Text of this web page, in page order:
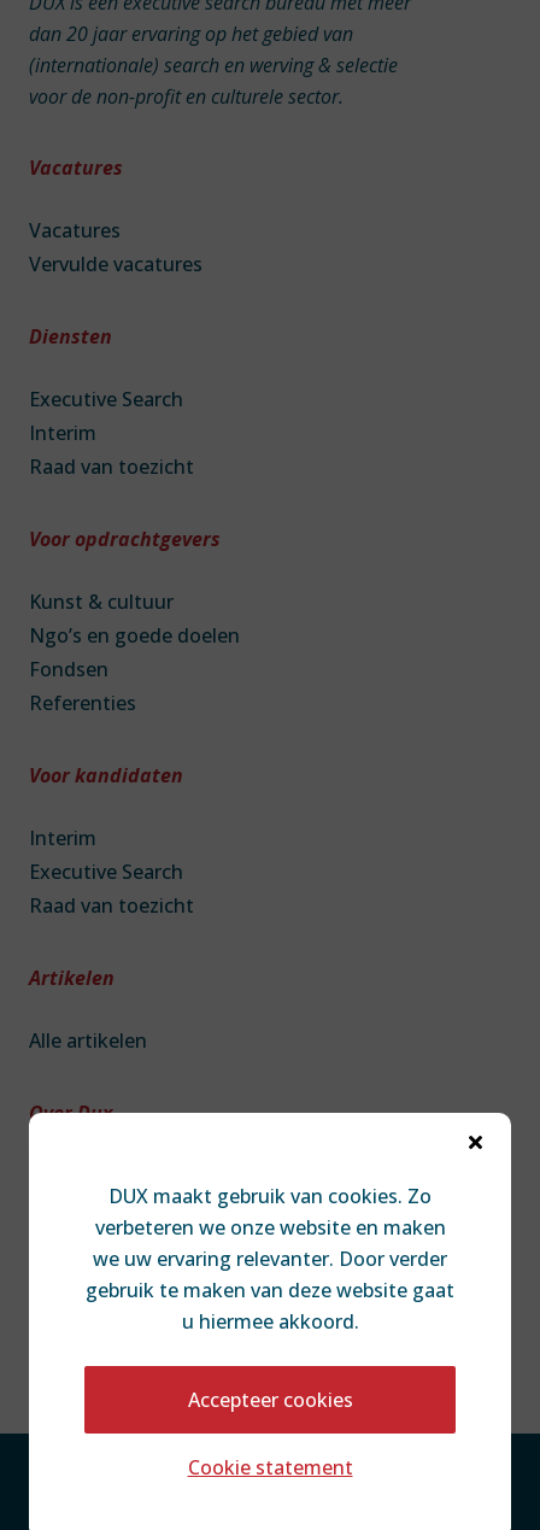
dan 20 jaar ervaring op het gebied van
(internationale) search en werving & selectie
voor de non-profit en culturele sector.
Vacatures
Vacatures
Vervulde vacatures
Diensten
Executive Search
Interim
Raad van toezicht
Voor opdrachtgevers
Kunst & cultuur
Ngo’s en goede doelen
Fondsen
Referenties
Voor kandidaten
Interim
Executive Search
Raad van toezicht
Artikelen
Alle artikelen
Over Dux
Contact
Diversiteit & Inclusie
Disclaimer
Privacy Statement Cookie Statement

DUX maakt gebruik van cookies. Zo
verbeteren we onze website en maken
we uw ervaring relevanter. Door verder
gebruik te maken van deze website gaat
u hiermee akkoord.
Accepteer cookies
Cookie statement